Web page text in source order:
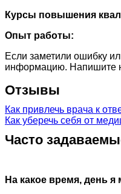
Курсы повышения
Опыт работы:
Если заметили ошибку
информацию. Напишите
Отзывы
Как привлечь врача к
Как уберечь себя от
Часто
На какое время, день я